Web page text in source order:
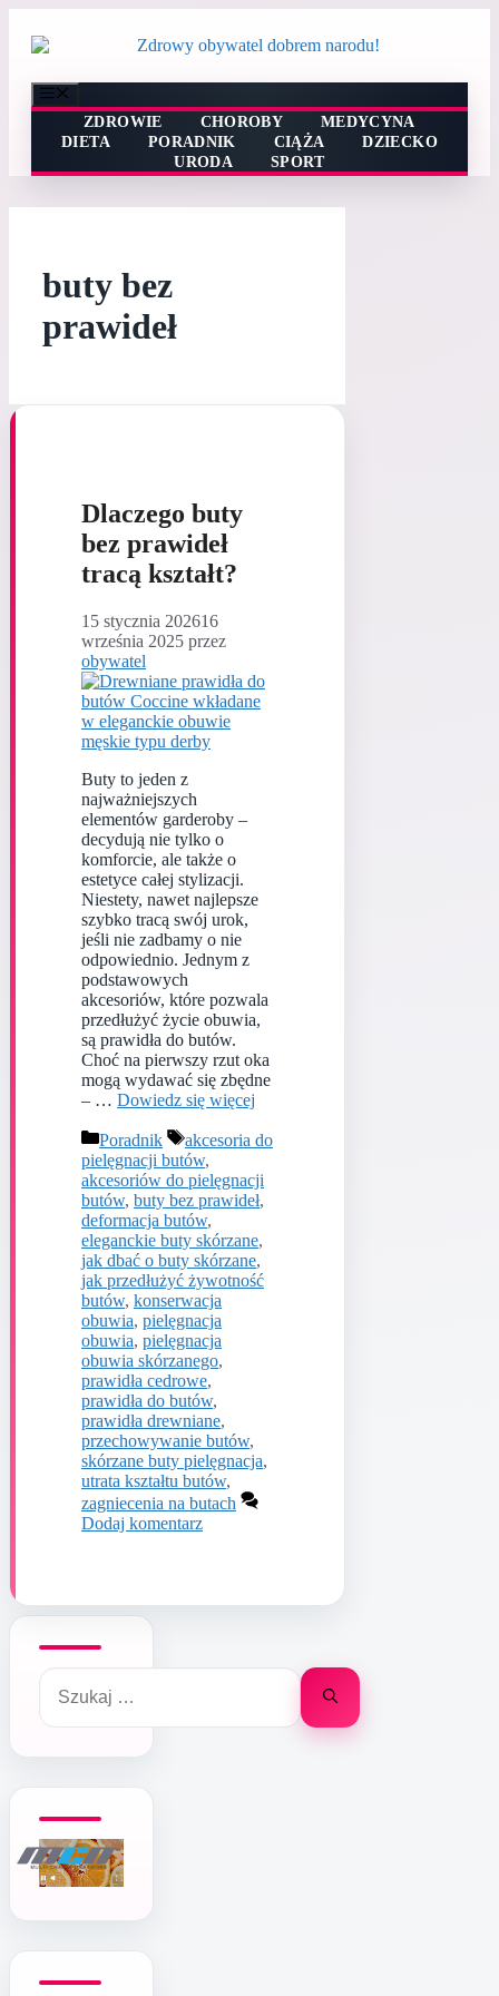
treści
ZDROWIE
CHOROBY
MEDYCYNA
DIETA
PORADNIK CIĄŻA
DZIECKO
URODA
SPORT
buty bez
prawideł
Dlaczego buty
bez prawideł
tracą kształt?
15 stycznia 202616
września 2025 przez
obywatel
Buty to jeden z
najważniejszych
elementów garderoby –
decydują nie tylko o
komforcie, ale także o
estetyce całej stylizacji.
Niestety, nawet najlepsze
szybko tracą swój urok,
jeśli nie zadbamy o nie
odpowiednio. Jednym z
podstawowych
akcesoriów, które pozwala
przedłużyć życie obuwia,
są prawidła do butów.
Choć na pierwszy rzut oka
mogą wydawać się zbędne
– … Dowiedz się więcej
Kategorie
Poradnik Tagi
akcesoria do
pielęgnacji butów,
akcesoriów do pielęgnacji
butów, buty bez prawideł,
deformacja butów,
eleganckie buty skórzane,
jak dbać o buty skórzane,
jak przedłużyć żywotność
butów, konserwacja
obuwia, pielęgnacja
obuwia, pielęgnacja
obuwia skórzanego,
prawidła cedrowe,
prawidła do butów,
prawidła drewniane,
przechowywanie butów,
skórzane buty pielęgnacja,
utrata kształtu butów,
zagniecenia na butach
Dodaj komentarz
Szukaj: